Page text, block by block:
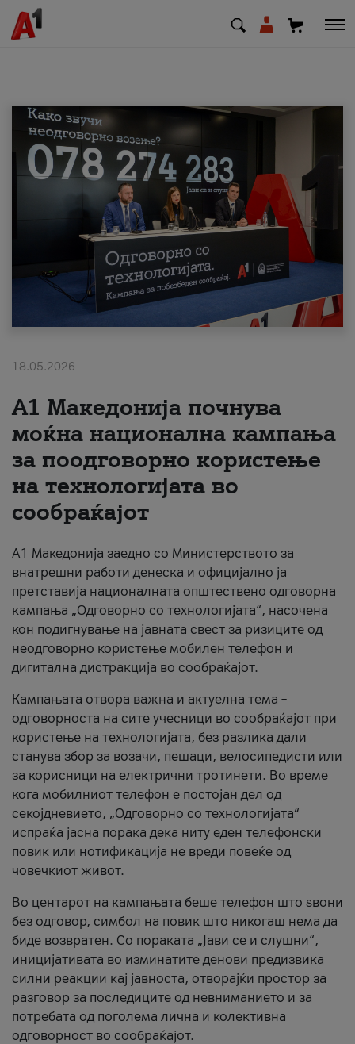
МК EN SQ
Деловни
Поддршка
Надополни кредит
#ПодобарОнлајн
18.05.2026
A1 Македонија почнува
моќна национална кампања
за поодговорно користење
на технологијата во
сообраќајот
A1 Македонија заедно со Министерството за
внатрешни работи денеска и официјално ја
претставија националната општествено одговорна
кампања „Одговорно со технологијата“, насочена
кон подигнување на јавната свест за ризиците од
неодговорно користење мобилен телефон и
дигитална дистракција во сообраќајот.
Кампањата отвора важна и актуелна тема –
одговорноста на сите учесници во сообраќајот при
користење на технологијата, без разлика дали
станува збор за возачи, пешаци, велосипедисти или
за корисници на електрични тротинети. Во време
кога мобилниот телефон е постојан дел од
секојдневието, „Одговорно со технологијата“
испраќа јасна порака дека ниту еден телефонски
повик или нотификација не вреди повеќе од
човечкиот живот.
Во центарот на кампањата беше телефон што ѕвони
без одговор, симбол на повик што никогаш нема да
биде возвратен. Со пораката „Јави се и слушни“,
иницијативата во изминатите денови предизвика
силни реакции кај јавноста, отворајќи простор за
разговор за последиците од невниманието и за
потребата од поголема лична и колективна
одговорност во сообраќајот.